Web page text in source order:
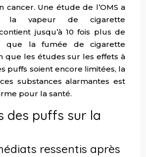
cancer. Une étude de l’OMS a
la vapeur de cigarette
jusqu’à 10 fois plus de
que la fumée de cigarette
que les études sur les effets à
puffs soient encore limitées, la
substances alarmantes est
pour la santé.
des puffs sur la
ressentis après